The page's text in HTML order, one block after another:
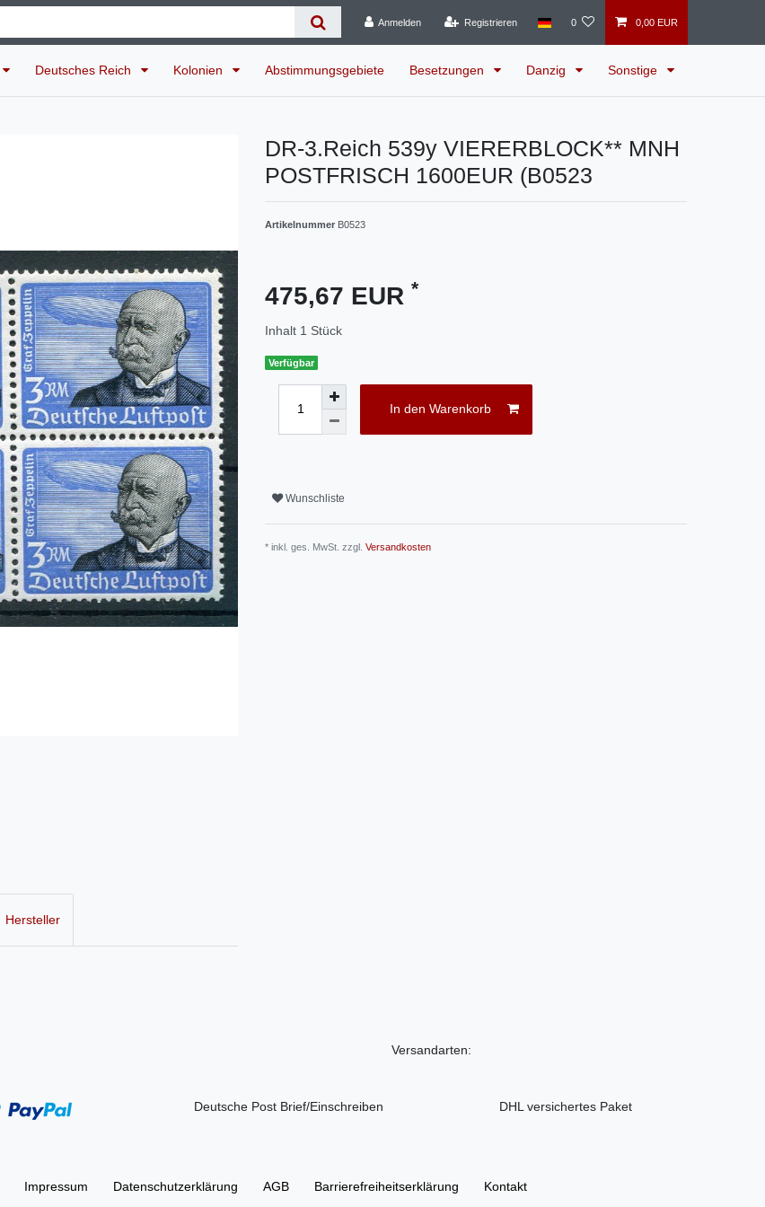
Anmelden Registrieren 0 0,00 EUR
Deutsches Reich Kolonien Abstimmungsgebiete Besetzungen Danzig Sonstige
DR-3.Reich 539y VIERERBLOCK** MNH
POSTFRISCH 1600EUR (B0523
Artikelnummer B0523
475,67 EUR *
Inhalt 1 Stück
Verfügbar
In den Warenkorb
Wunschliste
* inkl. ges. MwSt. zzgl. Versandkosten
Hersteller
Versandarten:
Deutsche Post Brief/Einschreiben DHL versichertes Paket
Impressum Daten­schutz­erklärung AGB Barrierefreiheitserklärung Kontakt